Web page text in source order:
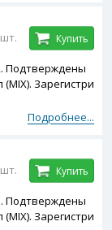
Подтверждены
Зарегистри
Подробнее...
Купить
Подтверждены
Зарегистри
Купить